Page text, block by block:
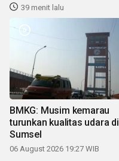
39 menit lalu
BMKG: Musim kemarau
turunkan kualitas udara di
Sumsel
06 August 2026 19:27 WIB